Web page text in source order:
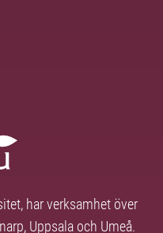
har verksamhet över
Uppsala och Umeå.